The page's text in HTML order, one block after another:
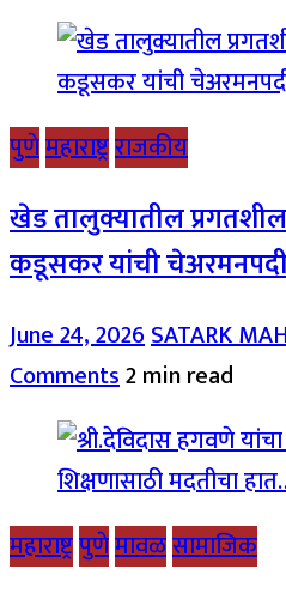
पुणेमहाराष्ट्रराजकीय
खेड तालुक्यातील
कडूसकर यांची चेअरमनपदी
June 24, 2026SATARK
Comments2 min read
महाराष्ट्रपुणेमावळसामाजिक